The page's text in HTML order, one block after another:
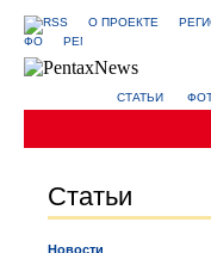
О ПРОЕКТЕ
СТАТЬИ
Статьи
Новости